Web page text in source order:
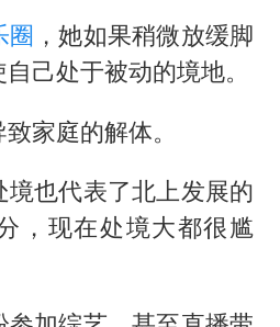
圈 ，她如果稍微放缓脚
己处于被动的境地。
家庭的解体。
也代表了北上发展的
，现在处境大都很尴